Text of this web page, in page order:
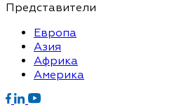
Представители
Европа
Азия
Африка
Америка